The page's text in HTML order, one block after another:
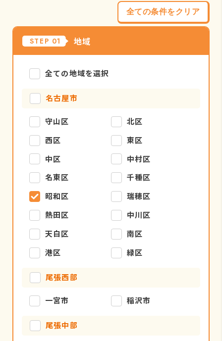
全ての条件をクリア
STEP 01 地域
全ての地域を選択
名古屋市
守山区
北区
西区
東区
中区
中村区
名東区
千種区
昭和区
瑞穂区
熱田区
中川区
天白区
南区
港区
緑区
尾張西部
一宮市 稲沢市
尾張中部